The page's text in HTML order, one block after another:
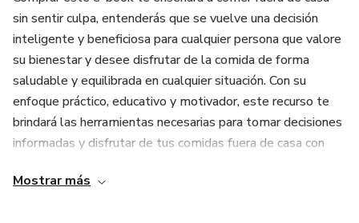
sin sentir culpa, entenderás que se vuelve una decisión
inteligente y beneficiosa para cualquier persona que valore
su bienestar y desee disfrutar de la comida de forma
saludable y equilibrada en cualquier situación. Con su
enfoque práctico, educativo y motivador, este recurso te
brindará las herramientas necesarias para tomar decisiones
informadas y disfrutar de tus comidas fuera de casa con
copia hoy mismo!
Mostrar más